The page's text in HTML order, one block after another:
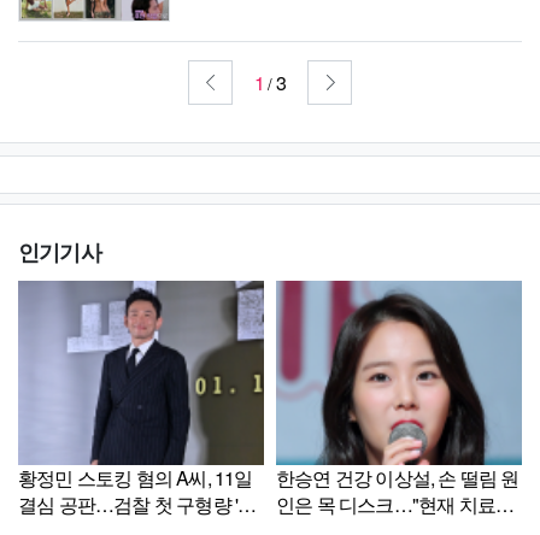
1 /3
인기기사
황정민 스토킹 혐의 A씨, 11일
결심 공판…검찰 첫 구형량 '주
한승연 건강 이상설, 손 떨림 원
인은 목 디스크…"현재 치료